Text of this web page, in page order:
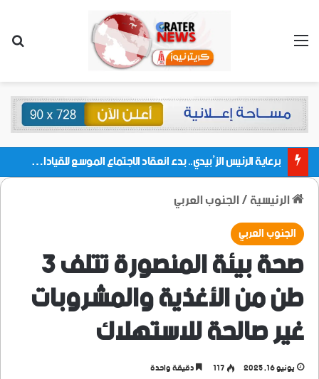
القائمة
برعاية الرئيس الزُبيدي.. بدء انعقاد الاجتماع الموسع للقيادات المحلية بالعاصمة ولمديريات وكتل مجلس العموم ومنسقيات الجامعة بالعاصمة عدن
الرئيسية/الجنوب العربي
الجنوب العربي
صحة بيئة المنصورة تتلف 3
طن من الأغذية والمشروبات
غير صالحة للاستهلاك
يونيو 16, 2025 117 دقيقة واحدة